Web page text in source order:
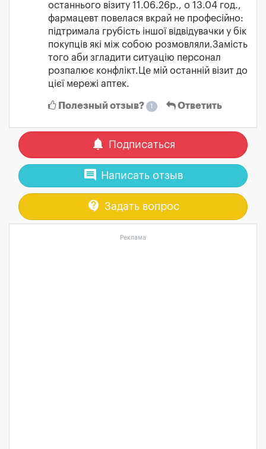
останнього візиту 11.06.26р., о 13.04 год.,
фармацевт повелася вкрай не професійно:
підтримала грубість іншої відвідувачки у бік
покупців які між собою розмовляли.Замість
того аби згладити ситуацію персонал
розпалює конфлікт.Це мій останній візит до
цієї мережі аптек.
Полезный отзыв? 1 Ответить
notifications Подписаться
comment Написать отзыв
contact_support Задать вопрос
Реклама